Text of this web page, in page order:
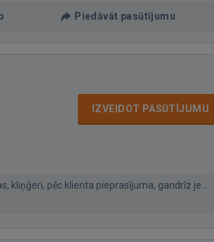
Piedāvāt pasūtījumu
IZVEIDOT PASŪTĪJUMU
kliņģeri, pēc klienta pieprasījuma, gandrīz je...